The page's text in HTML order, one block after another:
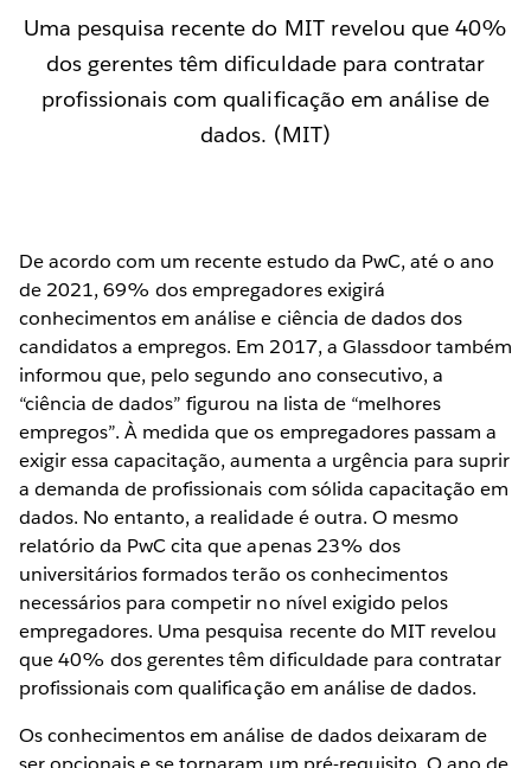
Uma pesquisa recente do MIT revelou que 40%
dos gerentes têm dificuldade para contratar
profissionais com qualificação em análise de
dados. (MIT)
De acordo com um recente estudo da PwC, até o ano
de 2021, 69% dos empregadores exigirá
conhecimentos em análise e ciência de dados dos
candidatos a empregos. Em 2017, a Glassdoor também
informou que, pelo segundo ano consecutivo, a
“ciência de dados” figurou na lista de “melhores
empregos”. À medida que os empregadores passam a
exigir essa capacitação, aumenta a urgência para suprir
a demanda de profissionais com sólida capacitação em
dados. No entanto, a realidade é outra. O mesmo
relatório da PwC cita que apenas 23% dos
universitários formados terão os conhecimentos
necessários para competir no nível exigido pelos
empregadores. Uma pesquisa recente do MIT revelou
que 40% dos gerentes têm dificuldade para contratar
profissionais com qualificação em análise de dados.
Os conhecimentos em análise de dados deixaram de